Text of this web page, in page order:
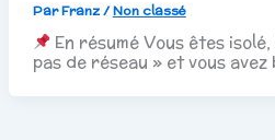
ParFranz/Non classé
En résumé Vous êtes
pas de réseau » et vous avez